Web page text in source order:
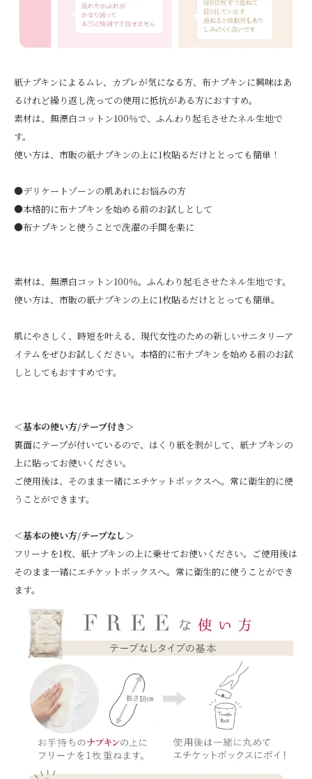
紙ナプキンによるムレ、カブレが気になる方、布ナプキンに興味はあ
るけれど繰り返し洗っての使用に抵抗がある方におすすめ。
素材は、無漂白コットン100％で、ふんわり起毛させたネル生地で
す。
使い方は、市販の紙ナプキンの上に1枚貼るだけととっても簡単！
●デリケートゾーンの肌あれにお悩みの方
●本格的に布ナプキンを始める前のお試しとして
●布ナプキンと使うことで洗濯の手間を楽に
素材は、無漂白コットン100％。ふんわり起毛させたネル生地です。
使い方は、市販の紙ナプキンの上に1枚貼るだけととっても簡単。
肌にやさしく、時短を叶える、現代女性のための新しいサニタリーア
イテムをぜひお試しください。本格的に布ナプキンを始める前のお試
しとしてもおすすめです。
＜基本の使い方/テープ付き＞
裏面にテープが付いているので、はくり紙を剥がして、紙ナプキンの
上に貼ってお使いください。
ご使用後は、そのまま一緒にエチケットボックスへ。常に衛生的に使
うことができます。
＜基本の使い方/テープなし＞
フリーナを1枚、紙ナプキンの上に乗せてお使いください。ご使用後は
そのまま一緒にエチケットボックスへ。常に衛生的に使うことができ
ます。